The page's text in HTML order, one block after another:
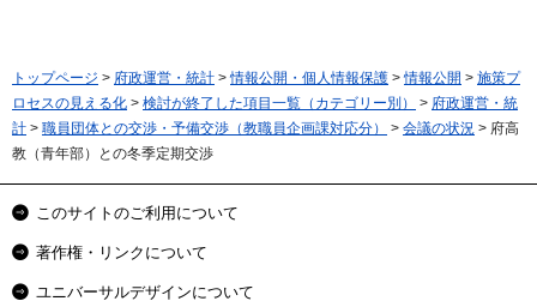
トップページ > 府政運営・統計 >情報公開・個人情報保護 >情報公開 > 施策プ
ロセスの見える化 > 検討が終了した項目一覧（カテゴリー別） > 府政運営・統
計 > 職員団体との交渉・予備交渉（教職員企画課対応分） > 会議の状況 > 府高
教（青年部）との冬季定期交渉
このサイトのご利用について
著作権・リンクについて
ユニバーサルデザインについて